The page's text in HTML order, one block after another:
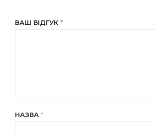
ВАШ ВІДГУК *
НАЗВА *